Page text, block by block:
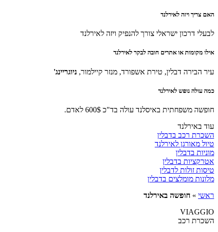
האם צריך ויזה לאירלנד
לבעלי דרכון ישראלי צורך להנפיק ויזה לאירלנד
אילו מקומות או אתרים חובה לבקר לאירלנד
עיר הבירה דבלין, טירת אשפורד, מנזר קיילמור, ניוגריינג'
כמה עולה נופש לאירלנד
חופשה משפחתית באיסלנד עולה בד"כ 600$ לאדם.
עוד באירלנד
השכרת רכב בדבלין
טיול מאורגן לאירלנד
מוניות בדבלין
אטרקציות בדבלין
טיסות זולות לדבלין
מלונות מומלצים בדבלין
ראשי » חופשה באירלנד
VIAGGIO
השכרת רכב